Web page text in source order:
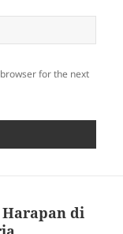
for the next
Harapan di